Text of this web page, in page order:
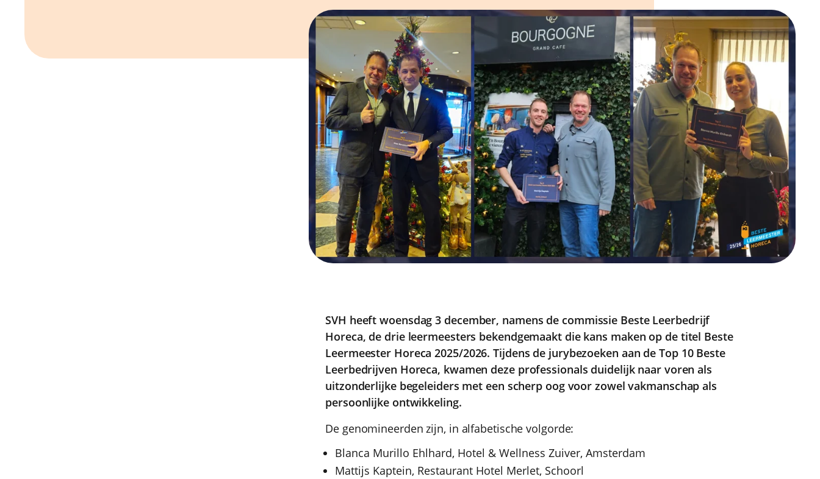
SVH heeft woensdag 3 december, namens de commissie Beste Leerbedrijf
Horeca, de drie leermeesters bekendgemaakt die kans maken op de titel Beste
Leermeester Horeca 2025/2026. Tijdens de jurybezoeken aan de Top 10 Beste
Leerbedrijven Horeca, kwamen deze professionals duidelijk naar voren als
uitzonderlijke begeleiders met een scherp oog voor zowel vakmanschap als
persoonlijke ontwikkeling.
De genomineerden zijn, in alfabetische volgorde:
Blanca Murillo Ehlhard, Hotel & Wellness Zuiver, Amsterdam
Mattijs Kaptein, Restaurant Hotel Merlet, Schoorl